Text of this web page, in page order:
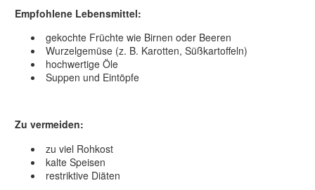
Empfohlene Lebensmittel:
gekochte Früchte wie Birnen oder Beeren
Wurzelgemüse (z. B. Karotten, Süßkartoffeln)
hochwertige Öle
Suppen und Eintöpfe
Zu vermeiden:
zu viel Rohkost
kalte Speisen
restriktive Diäten